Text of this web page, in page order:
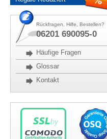
Rückfragen, Hilfe, Bestellen?
06201 690095-0
Häufige Fragen
Glossar
Kontakt